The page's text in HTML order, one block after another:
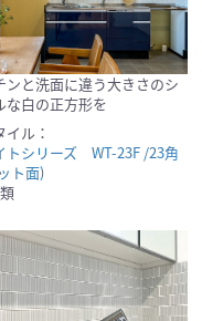
ンと洗面に違う大きさのシ
な白の正方形を
ル：
トシリーズ WT-23F /23角
ト面)